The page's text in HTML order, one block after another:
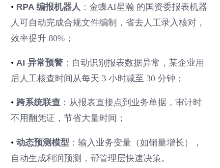
• RPA 编报机器人 ：金蝶AI星瀚 的国资委报表机器
人可自动完成合规文件编制，省去人工录入核对，
效率提升 80%；
• AI 异常预警 ：自动识别报表数据异常，某企业用
后人工核查时间从每天 3 小时减至 30 分钟；
• 跨系统联查 ：从报表直接点到业务单据，审计时
不用翻凭证，节省大量时间；
•动态预测模型 ：输入业务变量（如销量增长），
自动生成利润预测，帮管理层快速决策。